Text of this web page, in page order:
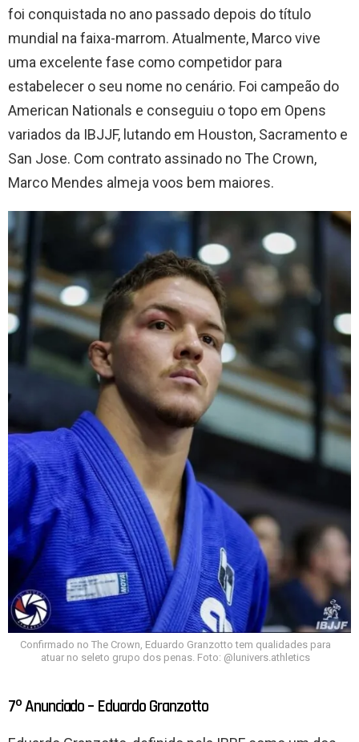
foi conquistada no ano passado depois do título
mundial na faixa-marrom. Atualmente, Marco vive
uma excelente fase como competidor para
estabelecer o seu nome no cenário. Foi campeão do
American Nationals e conseguiu o topo em Opens
variados da IBJJF, lutando em Houston, Sacramento e
San Jose. Com contrato assinado no The Crown,
Marco Mendes almeja voos bem maiores.
Confirmado no The Crown, Eduardo Granzotto tem qualidades para
atuar no seleto grupo dos penas. Foto: @lunivers.athletics
7º Anunciado – Eduardo Granzotto